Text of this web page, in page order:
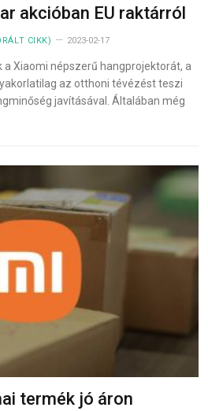
akcióban EU raktárról
CIKK) 2023-02-17
Xiaomi népszerű hangprojektorát, a
az otthoni tévézést teszi
javításával. Általában még
termék jó áron